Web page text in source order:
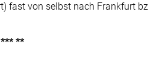
fast von selbst nach Frankfurt bz
**